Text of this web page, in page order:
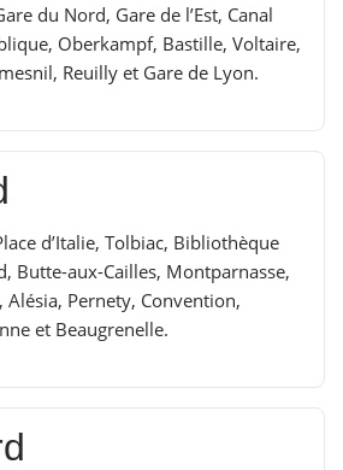
du Nord, Gare de l’Est, Canal
Oberkampf, Bastille, Voltaire,
Reuilly et Gare de Lyon.
d’Italie, Tolbiac, Bibliothèque
Butte-aux-Cailles, Montparnasse,
Alésia, Pernety, Convention,
et Beaugrenelle.